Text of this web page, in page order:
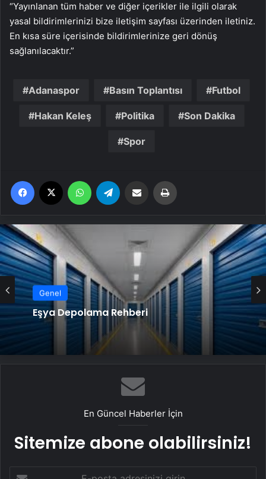
“Yayınlanan tüm haber ve diğer içerikler ile ilgili olarak
yasal bildirimlerinizi bize iletişim sayfası üzerinden iletiniz.
En kısa süre içerisinde bildirimlerinize geri dönüş
sağlanılacaktır.”
Adanaspor Basın Toplantısı Futbol
Hakan Keleş Politika Son Dakika
Spor
Facebook WhatsApp Email'den paylaş
Genel
Eşya Depolama Rehberi
En Güncel Haberler İçin
Sitemize abone olabilirsiniz!